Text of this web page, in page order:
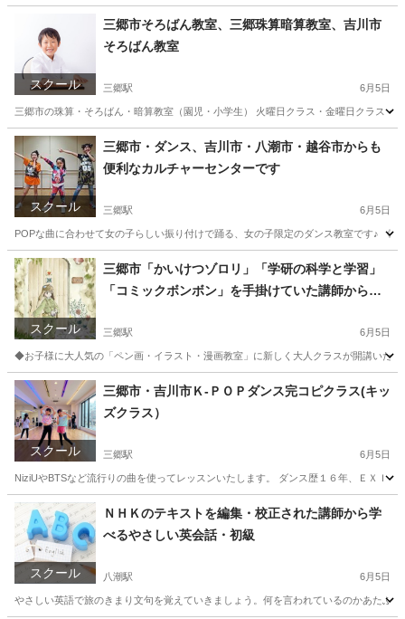
三郷駅 その他 絵手紙
スクール
三郷市そろばん教室、三郷珠算暗算教室、吉川市
そろばん教室
三郷駅 6月5日
三郷市の珠算・そろばん・暗算教室（園児・小学生） 火曜日クラス・金曜日クラス
埼玉 三郷市 三郷駅 その他 そろばん
スクール
三郷市・ダンス、吉川市・八潮市・越谷市からも
便利なカルチャーセンターです
三郷駅 6月5日
POPな曲に合わせて女の子らしい振り付けで踊る、女の子限定のダンス教室です♪ 《
埼玉 三郷市 三郷駅 その他 埼玉 三郷市 三郷中央駅
その他 カルチャーセンター
スクール
三郷市「かいけつゾロリ」「学研の科学と学習」
「コミックボンボン」を手掛けていた講師から学
三郷駅 6月5日
◆お子様に大人気の「ペン画・イラスト・漫画教室」に新しく大人クラスが開講いた
埼玉 三郷市 三郷駅 イラスト
スクール
三郷市・吉川市Ｋ-ＰＯＰダンス完コピクラス(キッ
ズクラス）
三郷駅 6月5日
NiziUやBTSなど流行りの曲を使ってレッスンいたします。 ダンス歴１６年、ＥＸＩ
埼玉 三郷市 三郷駅 その他 POP
スクール
ＮＨＫのテキストを編集・校正された講師から学
べるやさしい英会話・初級
八潮駅 6月5日
やさしい英語で旅のきまり文句を覚えていきましょう。何を言われているのかあた